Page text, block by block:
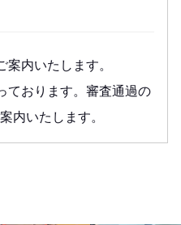
内いたします。
ております。審査通過の
内いたします。